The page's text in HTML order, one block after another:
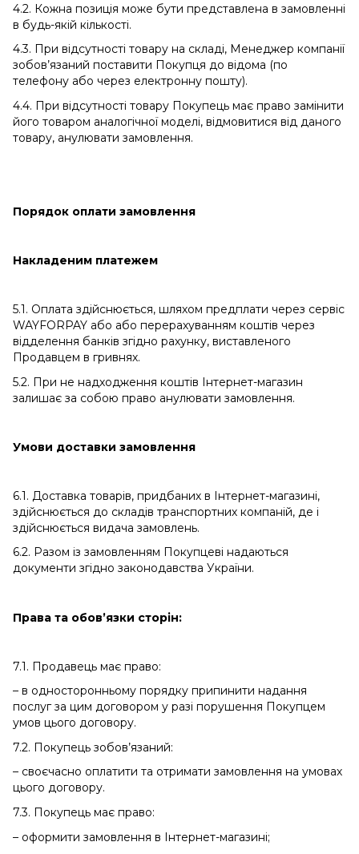
4.2. Кожна позиція може бути представлена ​​в замовленні
в будь-якій кількості.
4.3. При відсутності товару на складі, Менеджер компанії
зобов’язаний поставити Покупця до відома (по
телефону або через електронну пошту).
4.4. При відсутності товару Покупець має право замінити
його товаром аналогічної моделі, відмовитися від даного
товару, анулювати замовлення.
Порядок оплати замовлення
Накладеним платежем
5.1. Оплата здійснюється, шляхом предплати через сервіс
WAYFORPAY або або перерахуванням коштів через
відделення банків згідно рахунку, виставленого
Продавцем в гривнях.
5.2. При не надходження коштів Інтернет-магазин
залишає за собою право анулювати замовлення.
Умови доставки замовлення
6.1. Доставка товарів, придбаних в Інтернет-магазині,
здійснюється до складів транспортних компаній, де і
здійснюється видача замовлень.
6.2. Разом із замовленням Покупцеві надаються
документи згідно законодавства України.
Права та обов’язки сторін:
7.1. Продавець має право:
– в односторонньому порядку припинити надання
послуг за цим договором у разі порушення Покупцем
умов цього договору.
7.2. Покупець зобов’язаний:
– своєчасно оплатити та отримати замовлення на умовах
цього договору.
7.3. Покупець має право:
– оформити замовлення в Інтернет-магазині;